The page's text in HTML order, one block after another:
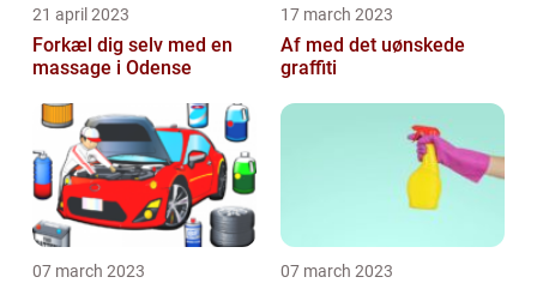
21 april 2023
Forkæl dig selv med en
massage i Odense
17 march 2023
Af med det uønskede
graffiti
07 march 2023 07 march 2023